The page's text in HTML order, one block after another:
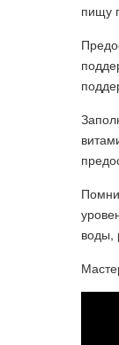
пищу
воды,